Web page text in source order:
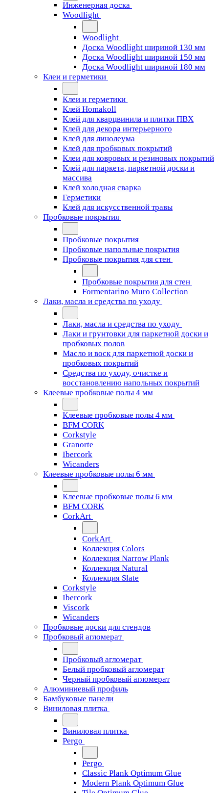
Инженерная доска
Woodlight
Woodlight
Доска Woodlight шириной 130 мм
Доска Woodlight шириной 150 мм
Доска Woodlight шириной 180 мм
Клеи и герметики
Клеи и герметики
Клей Homakoll
Клей для кварцвинила и плитки ПВХ
Клей для декора интерьерного
Клей для линолеума
Клей для пробковых покрытий
Клеи для ковровых и резиновых покрытий
Клей для паркета, паркетной доски и
массива
Клей холодная сварка
Герметики
Клей для искусственной травы
Пробковые покрытия
Пробковые покрытия
Пробковые напольные покрытия
Пробковые покрытия для стен
Пробковые покрытия для стен
Formentarino Muro Collection
Лаки, масла и средства по уходу
Лаки, масла и средства по уходу
Лаки и грунтовки для паркетной доски и
пробковых полов
Масло и воск для паркетной доски и
пробковых покрытий
Средства по уходу, очистке и
восстановлению напольных покрытий
Клеевые пробковые полы 4 мм
Клеевые пробковые полы 4 мм
BFM CORK
Corkstyle
Granorte
Ibercork
Wicanders
Клеевые пробковые полы 6 мм
Клеевые пробковые полы 6 мм
BFM CORK
CorkArt
CorkArt
Коллекция Colors
Коллекция Narrow Plank
Коллекция Natural
Коллекция Slate
Corkstyle
Ibercork
Viscork
Wicanders
Пробковые доски для стендов
Пробковый агломерат
Пробковый агломерат
Белый пробковый агломерат
Черный пробковый агломерат
Алюминиевый профиль
Бамбуковые панели
Виниловая плитка
Виниловая плитка
Pergo
Pergo
Classic Plank Optimum Glue
Modern Plank Optimum Glue